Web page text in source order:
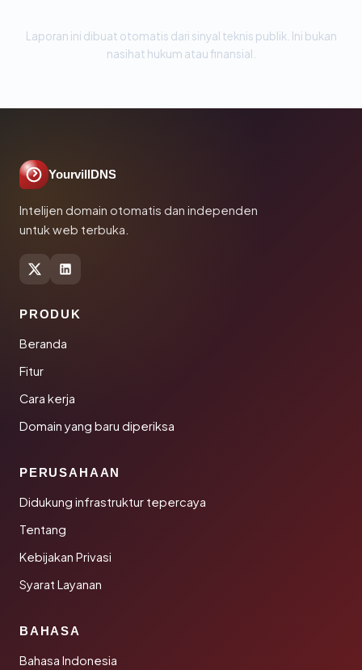
Laporan ini dibuat otomatis dari sinyal teknis publik. Ini bukan
nasihat hukum atau finansial.
YourvillDNS
Intelijen domain otomatis dan independen
untuk web terbuka.
PRODUK
Beranda
Fitur
Cara kerja
Domain yang baru diperiksa
PERUSAHAAN
Didukung infrastruktur tepercaya
Tentang
Kebijakan Privasi
Syarat Layanan
BAHASA
Bahasa Indonesia